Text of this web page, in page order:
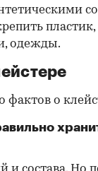
одежды.
фактов о